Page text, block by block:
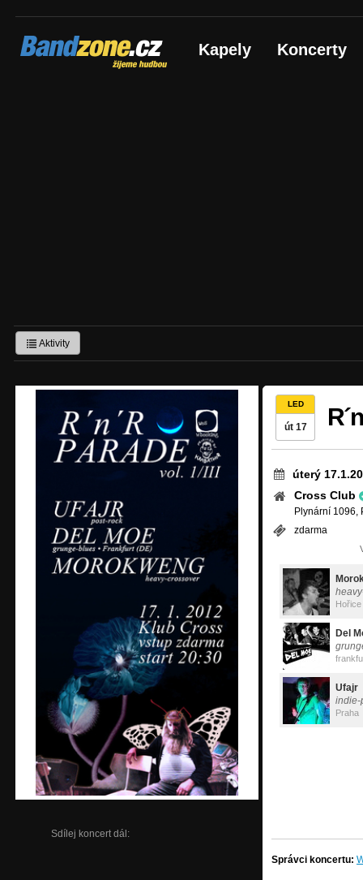
Bandzone.cz
žijeme hudbou Kapely Koncerty
Aktivity
Sdílej koncert dál:
LED
út 17
úterý
Cross Club
Plynární 1096,
zdarma
Hořice
Del
Ufajr
indie-
Praha
Správci koncertu: